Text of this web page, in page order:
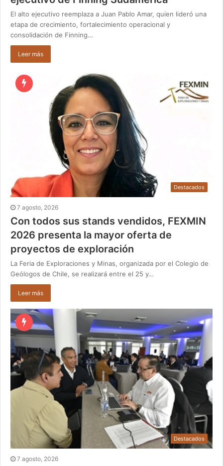
El alto ejecutivo reemplaza a Juan Pablo Amar, quien lideró una
etapa de crecimiento, fortalecimiento operacional y
consolidación de Finning…
Leer más
Destacados
7 agosto, 2026
Con todos sus stands vendidos, FEXMIN
2026 presenta la mayor oferta de
proyectos de exploración
La Feria de Exploraciones y Minas, organizada por el Colegio de
Geólogos de Chile, se realizará entre el 25 y…
Leer más
Destacados
7 agosto, 2026